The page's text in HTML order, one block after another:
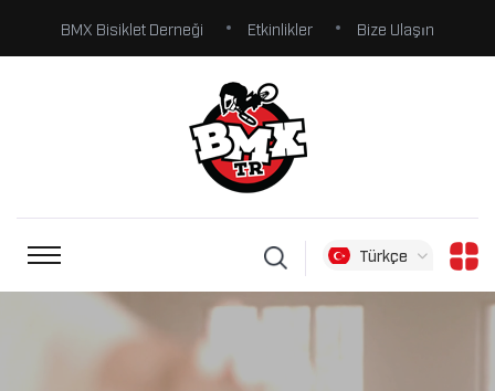
BMX Bisiklet Derneği Etkinlikler Bize Ulaşın
Türkçe